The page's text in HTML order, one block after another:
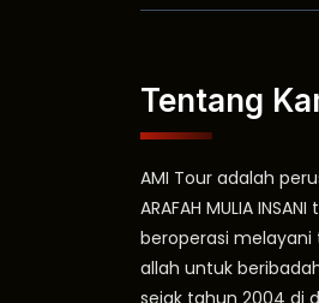
Tentang
AMI Tour adalah
ARAFAH MULIA
beroperasi
allah untuk
sejak tahun 2004 di